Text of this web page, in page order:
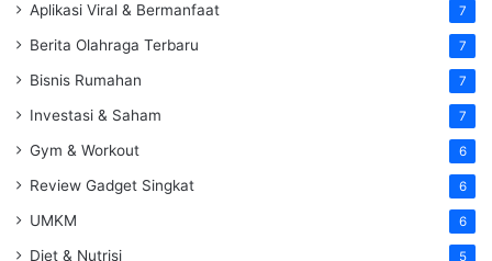
Aplikasi Viral & Bermanfaat 7
Berita Olahraga Terbaru 7
Bisnis Rumahan 7
Investasi & Saham 7
Gym & Workout 6
Review Gadget Singkat 6
UMKM 6
Diet & Nutrisi 5